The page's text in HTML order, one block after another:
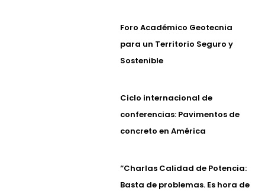
Foro Académico Geotecnia
para un Territorio Seguro y
Sostenible
Ciclo internacional de
conferencias: Pavimentos de
concreto en América
“Charlas Calidad de Potencia:
Basta de problemas. Es hora de